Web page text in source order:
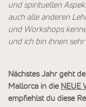
und spirituellen
auch alle anderen
und Workshops
und ich bin ihnen
Nächstes Jahr geht
Mallorca in die NEUE
empfiehlst du diese